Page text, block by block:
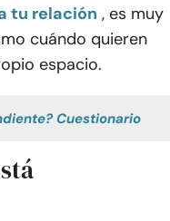
tu relación , es muy
cuándo quieren
espacio.
Cuestionario